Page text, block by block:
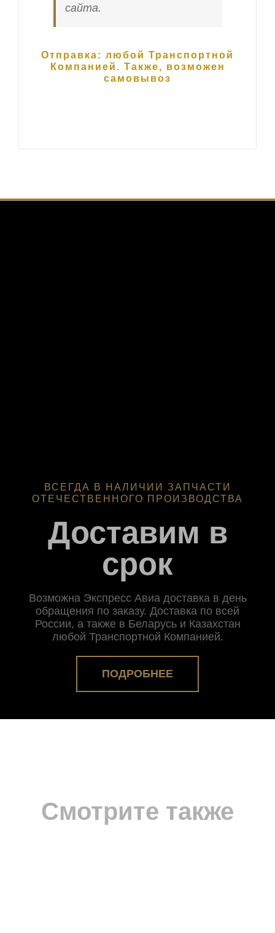
сайта.
Отправка: любой Транспортной
Компанией. Также, возможен
самовывоз
ВСЕГДА В НАЛИЧИИ ЗАПЧАСТИ
ОТЕЧЕСТВЕННОГО ПРОИЗВОДСТВА
Доставим в
срок
Возможна Экспресс Авиа доставка в день
обращения по заказу. Доставка по всей
России, а также в Беларусь и Казахстан
любой Транспортной Компанией.
ПОДРОБНЕЕ
Смотрите также